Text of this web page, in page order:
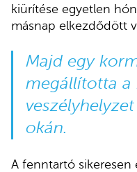
kiürítése egyetlen
másnap elkezdődött
Majd egy
megállította a
okán.
A fenntartó sikeresen